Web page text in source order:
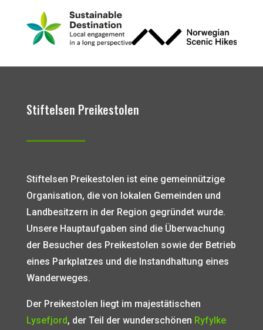
Stiftelsen Preikestolen
Stiftelsen Preikestolen ist eine gemeinnützige
Organisation, die von lokalen Gemeinden und
Landbesitzern in der Region gegründet wurde.
Unsere Hauptaufgaben sind die Überwachung
der Besucher des Preikestolen sowie der Betrieb
eines Parkplatzes und die Instandhaltung eines
Wanderweges.
Der Preikestolen liegt im majestätischen
Lysefjord, der Teil der wunderschönen Ryfylke